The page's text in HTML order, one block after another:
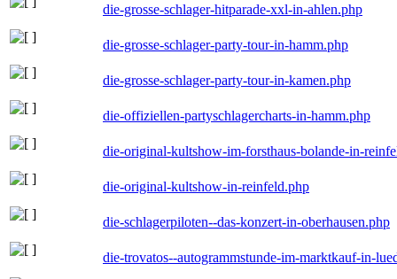
die-grosse-schlager-hitparade-xxl-in-ahlen.php
die-grosse-schlager-party-tour-in-hamm.php
die-grosse-schlager-party-tour-in-kamen.php
die-offiziellen-partyschlagercharts-in-hamm.php
die-original-kultshow-im-forsthaus-bolande-in-
die-original-kultshow-in-reinfeld.php
die-schlagerpiloten--das-konzert-in-oberhausen.php
die-trovatos--autogrammstunde-im-marktkauf-in-